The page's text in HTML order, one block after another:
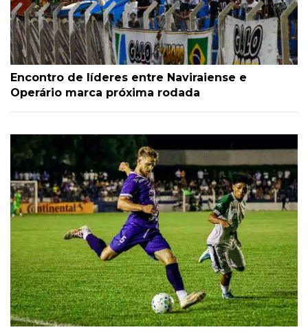
Encontro de líderes entre Naviraiense e
Operário marca próxima rodada